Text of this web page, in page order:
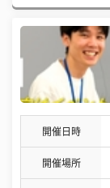
開催日時
開催場所